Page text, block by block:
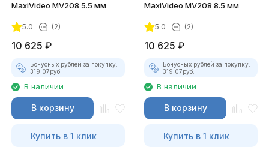
MaxiVideo MV208 5.5 мм
5.0 (2)
10 625 ₽
Бонусных рублей за покупку:
319.07руб.
В наличии
В корзину
Купить в 1 клик
MaxiVideo MV208 8.5 мм
5.0 (2)
10 625 ₽
Бонусных рублей за покупку:
319.07руб.
В наличии
В корзину
Купить в 1 клик